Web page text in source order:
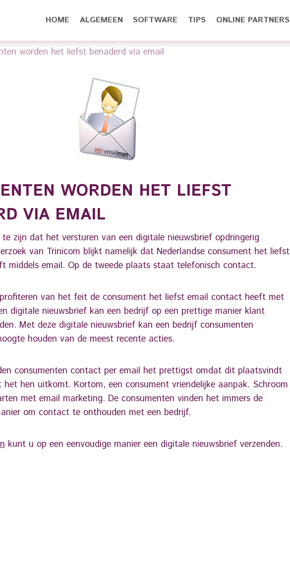
HOME ALGEMEEN SOFTWARE TIPS ONLINE PARTNERS
worden het liefst benaderd via email
WORDEN HET LIEFST
VIA EMAIL
zijn dat het versturen van een digitale nieuwsbrief opdringerig
van Trinicom blijkt namelijk dat Nederlandse consument het liefst
middels email. Op de tweede plaats staat telefonisch contact.
van het feit de consument het liefst email contact heeft met
digitale nieuwsbrief kan een bedrijf op een prettige manier klant
Met deze digitale nieuwsbrief kan een bedrijf consumenten
houden van de meest recente acties.
consumenten contact per email het prettigst omdat dit plaatsvindt
hen uitkomt. Kortom, een consument vriendelijke aanpak. Schroom
met email marketing. De consumenten vinden het immers de
om contact te onthouden met een bedrijf.
kunt u op een eenvoudige manier een digitale nieuwsbrief verzenden.